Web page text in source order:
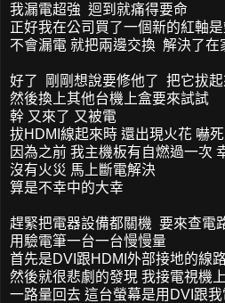
我漏電超強 迴到就痛得要命
正好我在公司買了一個新的紅軸
不會漏電 就把兩邊交換 解決了在
好了 剛剛想說要修他了 把它拔起
然後換上其他台機上盒要來試試
幹 又來了 又被電
拔HDMI線起來時 還出現火花 嚇
因為之前 我主機板有自燃過一次
沒有火災 馬上斷電解決
算是不幸中的大幸
趕緊把電器設備都關機 要來查電
用驗電筆一台一台慢慢量
首先是DVI跟HDMI外部接地的線
然後就很悲劇的發現 我接電視機
一路量回去 這台螢幕是用DVI跟